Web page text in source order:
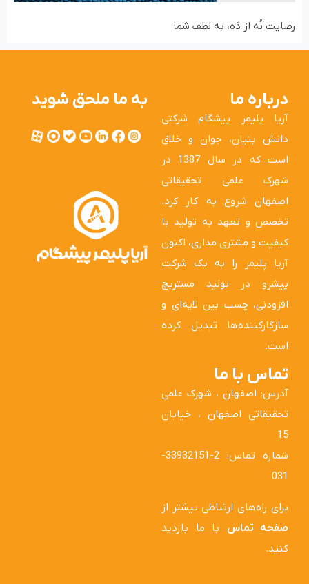
رضایت نُه از دَه، به لطف شما
درباره ما
آریا پلیمر پیشگام شرکتی
دانش بنیان، جوان و خلاق
است که در سال 1387 در
شهرک علمی تحقیقاتی
اصفهان شروع به کار کرد.
تخصص و تعهد به تولید با
کیفیت و مشتری مداری، اکنون
آریا پلیمر را به یک شرکت
پیشرو در تولید مستربچ
افزودنی، چسب بین لایه‌ای و
سازگارکننده‌ها تبدیل کرده
است.
تماس با ما
آدرس: اصفهان ، شهرک علمی
تحقیقاتی اصفهان ، خیابان
15
شماره تماس: 2-33932151-
031
برای راه‌های ارتباطی بیشتر از
صفحه تماس با ما بازدید
کنید.
به ما ملحق شوید